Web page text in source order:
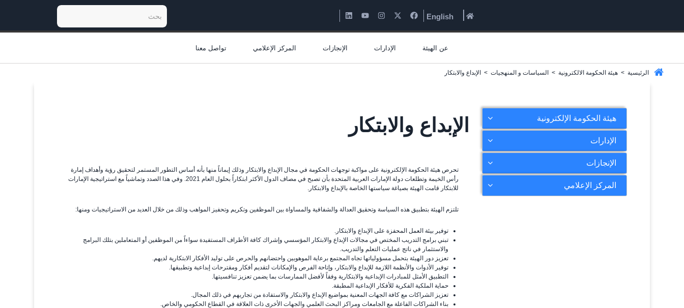
English
عن الهيئة الإدارات الإنجازات المركز الإعلامي تواصل معنا
الرئيسية > هيئة الحكومة الالكترونية > السياسات و المنهجيات > الإبداع والابتكار
هيئة الحكومة الإلكترونية
الإدارات
الإنجازات
المركز الإعلامي
الإبداع والابتكار
تحرص هيئة الحكومة الإلكترونية على مواكبة توجهات الحكومة في مجال الإبداع والابتكار وذلك إيماناً منها بأنه أساس التطور المستمر لتحقيق رؤية وأهداف إمارة
رأس الخيمة وتطلعات دولة الإمارات العربية المتحدة بأن تصبح في مصاف الدول الأكثر ابتكاراً بحلول العام 2021. وفي هذا الصدد وتماشياً مع استراتيجية الإمارات
للابتكار قامت الهيئة بصياغة سياستها الخاصة بالإبداع والابتكار.
تلتزم الهيئة بتطبيق هذه السياسة وتحقيق العدالة والشفافية والمساواة بين الموظفين وتكريم وتحفيز المواهب وذلك من خلال العديد من الاستراتيجيات ومنها:
توفير بيئة العمل المحفزة على الإبداع والابتكار.
تبني برامج التدريب المختص في مجالات الإبداع والابتكار المؤسسي وإشراك كافة الأطراف المستفيدة سواءاً من الموظفين أو المتعاملين بتلك البرامج
والاستثمار في ناتج عمليات التعلم والتدريب.
تعزيز دور الهيئة بتحمل مسؤولياتها تجاه المجتمع برعاية الموهوبين واحتضانهم والحرص على توليد الأفكار الابتكارية لديهم.
توفير الأدوات والأنظمة اللازمة للإبداع والابتكار، وإتاحة الفرص والإمكانات لتقديم أفكار ومقترحات إبداعية وتطبيقها.
التطبيق الأمثل للمبادرات الإبداعية والابتكارية وفقاً لأفضل الممارسات بما يضمن تعزيز تنافسيتها.
حماية الملكية الفكرية للأفكار الإبداعية المطبقة.
تعزيز الشراكات مع كافة الجهات المعنية بمواضيع الإبداع والابتكار والاستفادة من تجاربهم في ذلك المجال.
بناء الشراكات الفاعلة مع الجامعات ومراكز البحث العلمي والجهات الأخرى ذات العلاقة في القطاع الحكومي والخاص.